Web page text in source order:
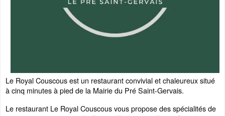
Le Royal Couscous est un restaurant convivial et chaleureux situé
à cinq minutes à pied de la Mairie du Pré Saint-Gervais.
Le restaurant Le Royal Couscous vous propose des spécialités de